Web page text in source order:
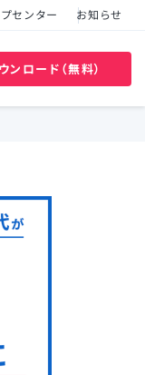
センター お知らせ
ンロード（無料）